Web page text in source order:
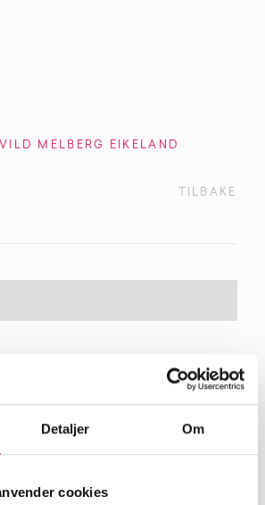
Detaljer Om
cookies
MELBERG EIKELAND
TILBAKE